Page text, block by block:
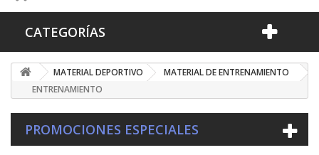
CATEGORÍAS
MATERIAL DEPORTIVO
MATERIAL DE ENTRENAMIENTO
ENTRENAMIENTO
PROMOCIONES ESPECIALES